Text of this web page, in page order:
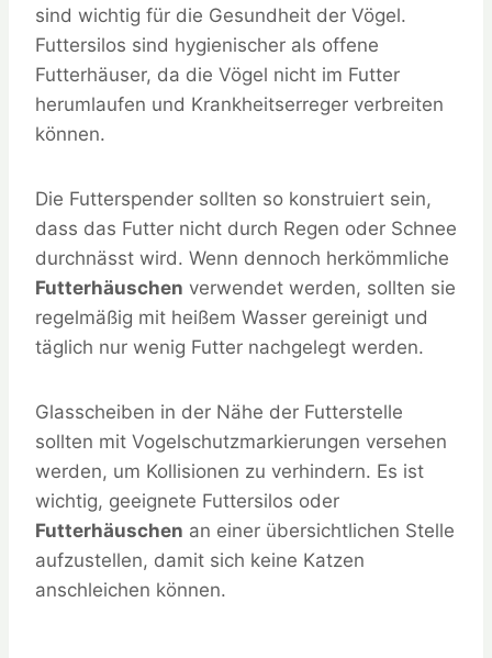
sind wichtig für die Gesundheit der Vögel.
Futtersilos sind hygienischer als offene
Futterhäuser, da die Vögel nicht im Futter
herumlaufen und Krankheitserreger verbreiten
können.
Die Futterspender sollten so konstruiert sein,
dass das Futter nicht durch Regen oder Schnee
durchnässt wird. Wenn dennoch herkömmliche
Futterhäuschen verwendet werden, sollten sie
regelmäßig mit heißem Wasser gereinigt und
täglich nur wenig Futter nachgelegt werden.
Glasscheiben in der Nähe der Futterstelle
sollten mit Vogelschutzmarkierungen versehen
werden, um Kollisionen zu verhindern. Es ist
wichtig, geeignete Futtersilos oder
Futterhäuschen an einer übersichtlichen Stelle
aufzustellen, damit sich keine Katzen
anschleichen können.